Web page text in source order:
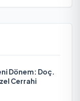
Dönem: Doç.
Cerrahi